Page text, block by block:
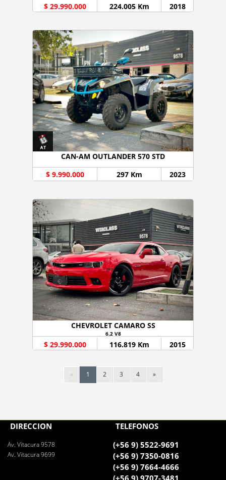
$ 29.990.000 224.005 Km 2018
CAN-AM OUTLANDER 570 STD
$ 9.990.000
297 Km 2023
CHEVROLET CAMARO SS
6.2 V8
$ 29.990.000 116.819 Km 2015
« 1 2 3 4 »
DIRECCIÓN
Av. Vitacura 9578
Av. Vitacura 9699
TELÉFONOS
(+56 9) 5522-9691
(+56 9) 7350-0816
(+56 9) 7664-4666
(+56 9) 9707-3481